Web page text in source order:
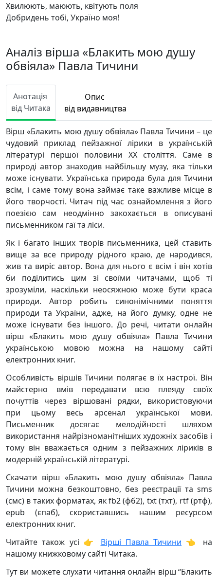
Хвилюють, маюють, квітують поля
Добридень тобі, Україно моя!
Аналіз вірша «Блакить мою душу
обвіяла» Павла Тичини
Анотація
від Читака
Опис
від видавництва
Вірш «Блакить мою душу обвіяла» Павла Тичини – це
чудовий приклад пейзажної лірики в українській
літературі першої половини ХХ століття. Саме в
природі автор знаходив найбільшу музу, яка тільки
може існувати. Українська природа була для Тичини
всім, і саме тому вона займає таке важливе місце в
його творчості. Читач під час ознайомлення з його
поезією сам неодмінно закохається в описувані
письменником гаї та ліси.
Як і багато інших творів письменника, цей ставить
вище за все природу рідного краю, де народився,
жив та виріс автор. Вона для нього є всім і він хотів
би поділитись цим зі своїми читачами, щоб ті
зрозуміли, наскільки неосяжною може бути краса
природи. Автор робить синонімічними поняття
природи та України, адже, на його думку, одне не
може існувати без іншого. До речі, читати онлайн
вірш «Блакить мою душу обвіяла» Павла Тичини
українською мовою можна на нашому сайті
електронних книг.
Особливість віршів Тичини полягає в їх настрої. Він
майстерно вмів передавати всю плеяду своїх
почуттів через віршовані рядки, використовуючи
при цьому весь арсенал української мови.
Письменник досягає мелодійності шляхом
використання найрізноманітніших художніх засобів і
тому він вважається одним з пейзажних ліриків в
модерній українській літературі.
Скачати вірш «Блакить мою душу обвіяла» Павла
Тичини можна безкоштовно, без реєстрації та sms
(смс) в таких форматах, як fb2 (фб2), txt (тхт), rtf (ртф),
epub (єпаб), скориставшись нашим ресурсом
електронних книг.
Читайте також усі 👉 Вірші Павла Тичини 👈 на
нашому книжковому сайті Читака.
Тут ви можете слухати читання онлайн вірш “Блакить